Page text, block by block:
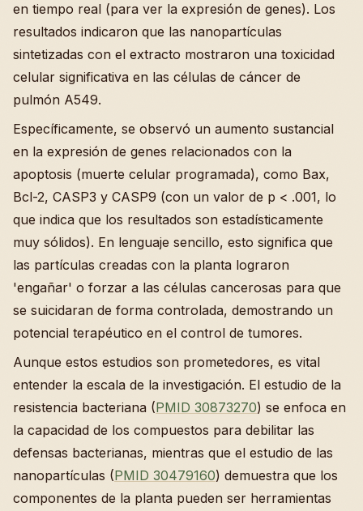
en tiempo real (para ver la expresión de genes). Los
resultados indicaron que las nanopartículas
sintetizadas con el extracto mostraron una toxicidad
celular significativa en las células de cáncer de
pulmón A549.
Específicamente, se observó un aumento sustancial
en la expresión de genes relacionados con la
apoptosis (muerte celular programada), como Bax,
Bcl-2, CASP3 y CASP9 (con un valor de p < .001, lo
que indica que los resultados son estadísticamente
muy sólidos). En lenguaje sencillo, esto significa que
las partículas creadas con la planta lograron
'engañar' o forzar a las células cancerosas para que
se suicidaran de forma controlada, demostrando un
potencial terapéutico en el control de tumores.
Aunque estos estudios son prometedores, es vital
entender la escala de la investigación. El estudio de la
resistencia bacteriana (PMID 30873270) se enfoca en
la capacidad de los compuestos para debilitar las
defensas bacterianas, mientras que el estudio de las
nanopartículas (PMID 30479160) demuestra que los
componentes de la planta pueden ser herramientas